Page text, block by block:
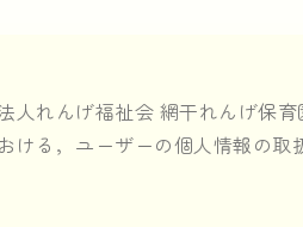
人れんげ福祉会 網干れんげ保
ける，ユーザーの個人情報の取